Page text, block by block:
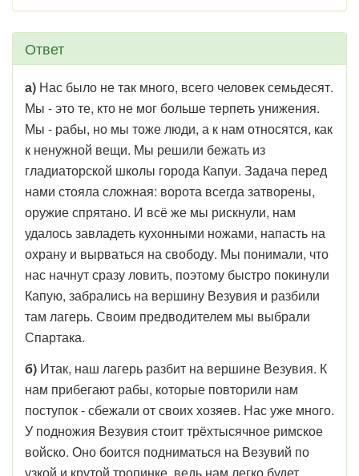
Ответ
а) Нас было не так много, всего человек семьдесят.
Мы - это те, кто не мог больше терпеть унижения.
Мы - рабы, но мы тоже люди, а к нам относятся, как
к ненужной вещи. Мы решили бежать из
гладиаторской школы города Капуи. Задача перед
нами стояла сложная: ворота всегда затворены,
оружие спрятано. И всё же мы рискнули, нам
удалось завладеть кухонными ножами, напасть на
охрану и вырваться на свободу. Мы понимали, что
нас начнут сразу ловить, поэтому быстро покинули
Капую, забрались на вершину Везувия и разбили
там лагерь. Своим предводителем мы выбрали
Спартака.
б) Итак, наш лагерь разбит на вершине Везувия. К
нам прибегают рабы, которые повторили нам
поступок - сбежали от своих хозяев. Нас уже много.
У подножия Везувия стоит трёхтысячное римское
войско. Оно боится подниматься на Везувий по
узкой и крутой тропинке, ведь нам легко будет